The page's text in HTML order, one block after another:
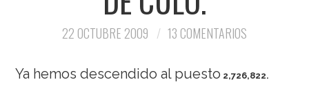
22 OCTUBRE 2009 13 COMENTARIOS
Ya hemos descendido al puesto 2,726,822.